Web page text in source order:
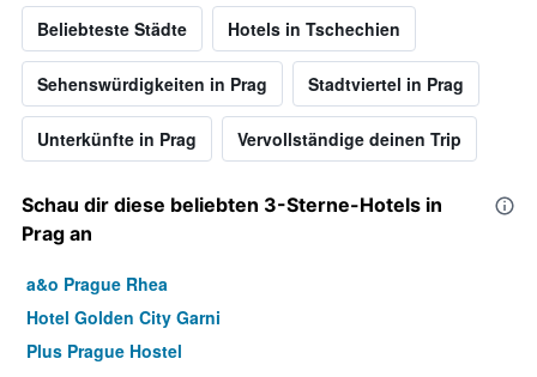
Beliebteste Städte Hotels in Tschechien
Sehenswürdigkeiten in Prag Stadtviertel in Prag
Unterkünfte in Prag Vervollständige deinen Trip
Schau dir diese beliebten 3-Sterne-Hotels in
Prag an
a&o Prague Rhea
Hotel Golden City Garni
Plus Prague Hostel